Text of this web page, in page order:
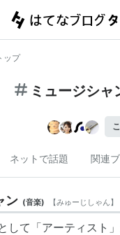
ップ
ミュージシャ
ネットで話題 関連
ン (音楽) 【みゅーじしゃん】
して「アーティスト」